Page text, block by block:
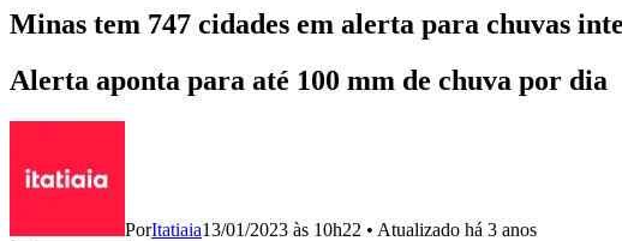
Minas tem 747 cidades em alerta para chuvas
Alerta aponta para até 100 mm de chuva por dia
PorItatiaia13/01/2023 às 10h22 • Atualizado há 3 anos